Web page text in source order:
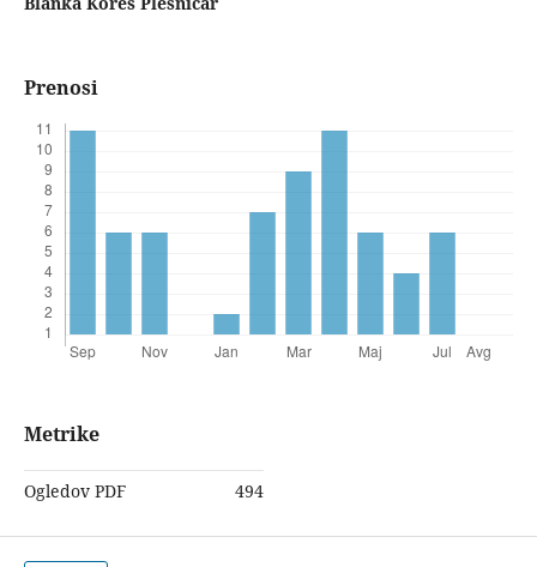
Prenosi
Metrike
Ogledov PDF 494